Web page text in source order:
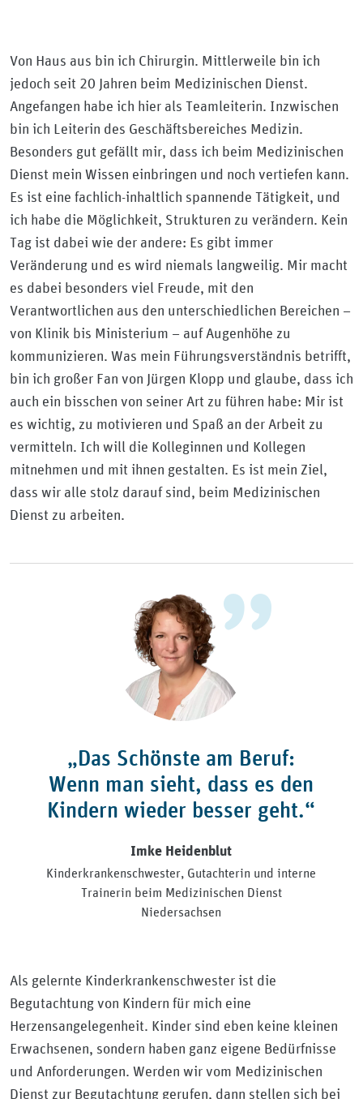
Von Haus aus bin ich Chirurgin. Mittlerweile bin ich
jedoch seit 20 Jahren beim Medizinischen Dienst.
Angefangen habe ich hier als Teamleiterin. Inzwischen
bin ich Leiterin des Geschäftsbereiches Medizin.
Besonders gut gefällt mir, dass ich beim Medizinischen
Dienst mein Wissen einbringen und noch vertiefen kann.
Es ist eine fachlich-inhaltlich spannende Tätigkeit, und
ich habe die Möglichkeit, Strukturen zu verändern. Kein
Tag ist dabei wie der andere: Es gibt immer
Veränderung und es wird niemals langweilig. Mir macht
es dabei besonders viel Freude, mit den
Verantwortlichen aus den unterschiedlichen Bereichen –
von Klinik bis Ministerium – auf Augenhöhe zu
kommunizieren. Was mein Führungsverständnis betrifft,
bin ich großer Fan von Jürgen Klopp und glaube, dass ich
auch ein bisschen von seiner Art zu führen habe: Mir ist
es wichtig, zu motivieren und Spaß an der Arbeit zu
vermitteln. Ich will die Kolleginnen und Kollegen
mitnehmen und mit ihnen gestalten. Es ist mein Ziel,
dass wir alle stolz darauf sind, beim Medizinischen
Dienst zu arbeiten.
„Das Schönste am Beruf:
Wenn man sieht, dass es den
Kindern wieder besser geht.“
Imke Heidenblut
Kinderkrankenschwester, Gutachterin und interne
Trainerin beim Medizinischen Dienst
Niedersachsen
Als gelernte Kinderkrankenschwester ist die
Begutachtung von Kindern für mich eine
Herzensangelegenheit. Kinder sind eben keine kleinen
Erwachsenen, sondern haben ganz eigene Bedürfnisse
und Anforderungen. Werden wir vom Medizinischen
Dienst zur Begutachtung gerufen, dann stellen sich bei